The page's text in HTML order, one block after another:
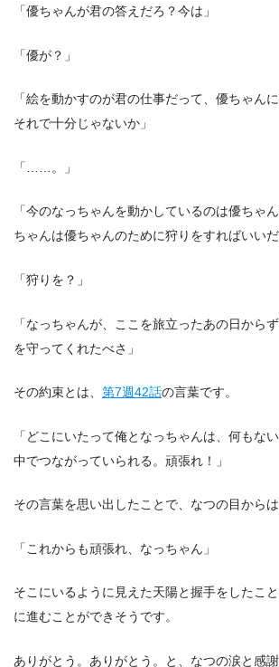
「優ちゃんが君の答えだろ？今は」
「優が？」
「絵を動かすのが君の仕事だって、優ちゃん
それで十分じゃないか」
「……。」
「今のなっちゃんを動かしているのは優ちゃ
ちゃんは優ちゃんのために狩りをすればいいだ
「狩りを？」
「なっちゃんが、ここを旅立ったあの日から
を守ってくれたべさ」
その約束とは、 第7週42話の言葉です。
「どこにいたって俺となっちゃんは、何もな
中でつながっていられる。頑張れ！」
その言葉を思い出したことで、なつの目からは
「これからも頑張れ、なっちゃん」
そこにいるように見えた天陽と握手をしたこ
に進むことができそうです。
ありがとう。ありがとう。と、なつの涙と感